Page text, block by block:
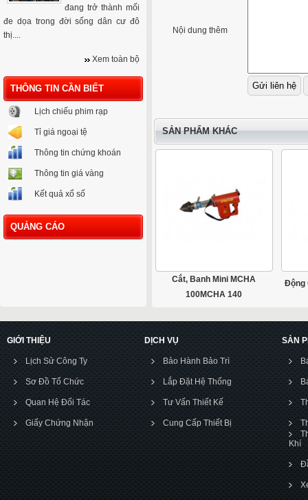
đang trở thành mối
đe dọa trong đời sống dân cư đô
thị....
Xem toàn bộ
THÔNG TIN CẦN BIẾT
Lịch chiếu phim rạp
Tỉ giá ngoại tệ
Thông tin chứng khoán
Thông tin giá vàng
Kết quả xổ số
QUẢNG CÁO
Nội dung thêm
SẢN PHẨM KHÁC
Cắt, Banh Mini MCHA
100MCHA 140
Động
GIỚI THIỆU
Lịch Sử Công Ty
Sơ Đồ Tổ Chức
Quan Hệ Đối Tác
Giấy Chứng Nhận
DỊCH VỤ
Bảo Hành Bảo Trì
Lắp Đặt Hệ Thống
Tư Vấn Thiết Kế
Cung Cấp Thiết Bị
SẢN
Khí